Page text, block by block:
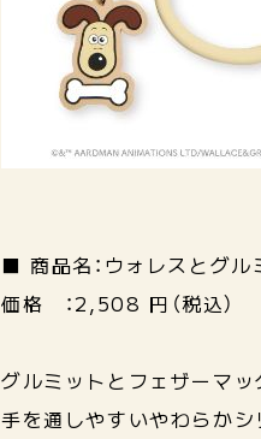
■ 商品名：ウォレスとグ
価格 ：2,508 円（税込）
グルミットとフェザーマッ
手を通しやすいやわらか